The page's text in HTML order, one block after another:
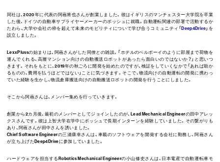
同社は、2020年に代表の阿蘓将也さんが創業しました。彼はイギリスのマンチェスター大学院を卒業
した後、ドイツの自動車サプライヤーメーカーのボッシュに就職。自動運転関連の部署で活動するか
たわら、大学や会社の枠を超えて未来のモビリティについて学び合うコミュニティ「 Deep4Drive」を
設立しました。
LexxPlussの始まりは、阿蘓さんがした同僚との雑談。「ホテルのベルボーイのように部屋まで荷物を
運んでくれる、高層マンション向けの自動搬送ロボットがあったら面白いのではないか？」と思いつ
きます。それをもとに、2019年の秋ごろに開発を始めたのですが、検証をしていくなかで「あれば助か
るものの、費用を払うほどではない」ことに気づきます。そこで、物流向けの自動運転の開発に携わっ
ていた経験を生かし、物流倉庫搬送向けの自動搬送ロボットの開発を行うことにしました。
そこから阿蘓さんは、メンバー集めを行っていきます。
創業から2カ月後、最初のメンバーとしてジョインしたのが、Lead Mechanical Engineerの田中アレッ
クスさんです。彼は上智大学在学中にボッシュで長期インターンを経験していました。その繋がりも
あり、阿蘓さんが田中さんを誘いました。
Chief Software Engineerの三浦康幸さんは、車載のソフトウェアを開発する会社に勤務し、阿蘓さん
が立ち上げたDeep4Driveに参加していました。
ハードウェアを担当するRobotics Mechanical Engineerの小山修史さんは、日本電産で自動運転車モ